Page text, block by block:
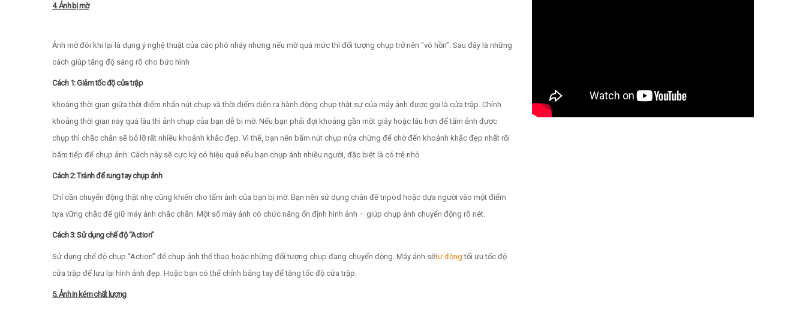
4. Ảnh bị mờ
Ảnh mờ đôi khi lại là dụng ý nghệ thuật của các phó nháy nhưng nếu mờ quá mức thì đối tượng chụp trở nên “vô hồn”. Sau đây là những
cách giúp tăng độ sáng rõ cho bức hình
Cách 1: Giảm tốc độ cửa trập
khoảng thời gian giữa thời điểm nhấn nút chụp và thời điểm diễn ra hành động chụp thật sự của máy ảnh được gọi là cửa trập. Chính
khoảng thời gian này quá lâu thì ảnh chụp của bạn dễ bị mờ. Nếu bạn phải đợi khoảng gần một giây hoặc lâu hơn để tấm ảnh được
chụp thì chắc chắn sẽ bỏ lỡ rất nhiều khoảnh khắc đẹp. Vì thế, bạn nên bấm nút chụp nửa chừng để chờ đến khoảnh khắc đẹp nhất rồi
bấm tiếp để chụp ảnh. Cách này sẽ cực kỳ có hiệu quả nếu bạn chụp ảnh nhiều người, đặc biệt là có trẻ nhỏ.
Cách 2: Tránh để rung tay chụp ảnh
Chỉ cần chuyển động thật nhẹ cũng khiến cho tấm ảnh của bạn bị mờ. Bạn nên sử dụng chân đế tripod hoặc dựa người vào một điểm
tựa vững chắc để giữ máy ảnh chắc chắn. Một số máy ảnh có chức năng ổn định hình ảnh – giúp chụp ảnh chuyển động rõ nét.
Cách 3: Sử dụng chế độ “Action”
Sử dụng chế độ chụp “Action” để chụp ảnh thể thao hoặc những đối tượng chụp đang chuyển động. Máy ảnh sẽtự động tối ưu tốc độ
cửa trập để lưu lại hình ảnh đẹp. Hoặc bạn có thể chỉnh bằng tay để tăng tốc độ cửa trập.
5. Ảnh in kém chất lượng